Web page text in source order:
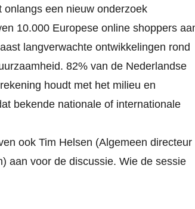
een nieuw onderzoek
10.000 Europese online shoppers
langverwachte ontwikkelingen rond
82% van de Nederlandse
houdt met het milieu en
bekende nationale of internationale
ook Tim Helsen (Algemeen directeur
aan voor de discussie. Wie de sessie